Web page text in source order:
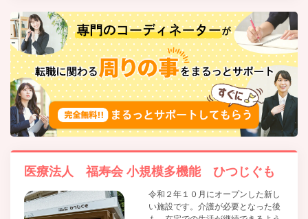
医療法人 福寿会 小規模多機能 ひつじぐも
令和２年１０月にオープンした新し
い施設です。介護が必要となった後